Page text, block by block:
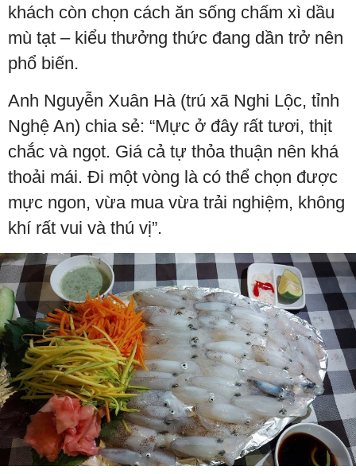
khách còn chọn cách ăn sống chấm xì dầu
mù tạt – kiểu thưởng thức đang dần trở nên
phổ biến.
Anh Nguyễn Xuân Hà (trú xã Nghi Lộc, tỉnh
Nghệ An) chia sẻ: “Mực ở đây rất tươi, thịt
chắc và ngọt. Giá cả tự thỏa thuận nên khá
thoải mái. Đi một vòng là có thể chọn được
mực ngon, vừa mua vừa trải nghiệm, không
khí rất vui và thú vị”.